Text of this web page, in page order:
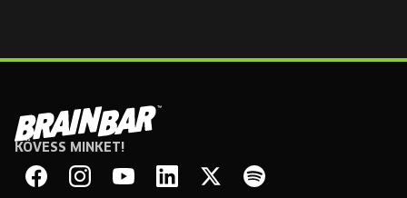
Brain
Bar
KÖVESS MINKET!